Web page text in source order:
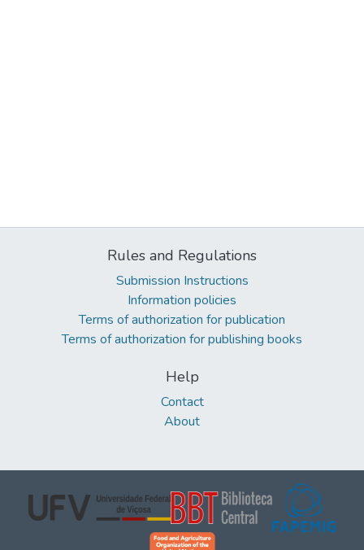
Rules and Regulations
Submission Instructions
Information policies
Terms of authorization for publication
Terms of authorization for publishing books
Help
Contact
About